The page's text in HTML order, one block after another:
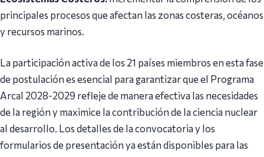
principales procesos que afectan las zonas costeras, océanos
y recursos marinos.
La participación activa de los 21 países miembros en esta fase
de postulación es esencial para garantizar que el Programa
Arcal 2028-2029 refleje de manera efectiva las necesidades
de la región y maximice la contribución de la ciencia nuclear
al desarrollo. Los detalles de la convocatoria y los
formularios de presentación ya están disponibles para las